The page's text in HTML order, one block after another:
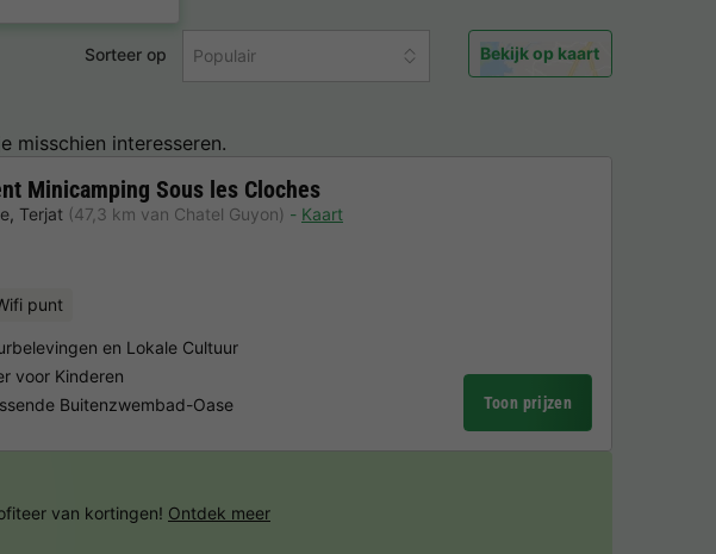
Sorteer op Populair Bekijk op kaart
misschien interesseren.
Minicamping Sous les Cloches
, Terjat (47,3 km van Chatel Guyon) Kaart
punt
en Lokale Cultuur
voor Kinderen
Buitenzwembad-Oase
Toon prijzen
van kortingen! Ontdek meer